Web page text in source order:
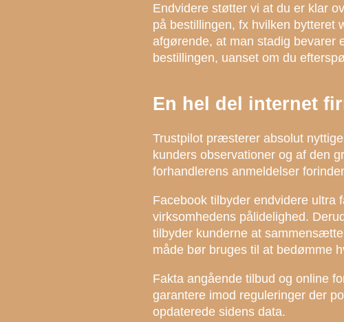
Endvidere støtter vi at du er klar
på bestillingen, fx hvilken bytteret
afgørende, at man stadig bevarer
bestillingen, uanset om du
En hel del internet
Trustpilot præsterer absolut
kunders observationer og af den
forhandlerens anmeldelser
Facebook tilbyder endvidere ultra
virksomhedens pålidelighed.
tilbyder kunderne at
måde bør bruges til at bedømme
Fakta angående tilbud og online
garantere imod reguleringer der
opdaterede sidens data.